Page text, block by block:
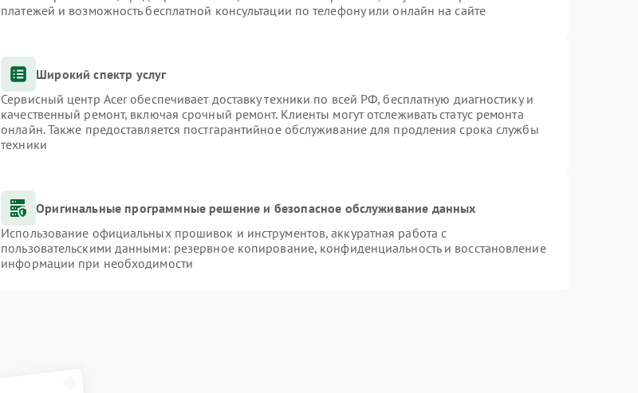
платежей и возможность бесплатной консультации по телефону или онлайн на сайте
Широкий спектр услуг
Сервисный центр Acer обеспечивает доставку техники по всей РФ, бесплатную диагностику и
качественный ремонт, включая срочный ремонт. Клиенты могут отслеживать статус ремонта
онлайн. Также предоставляется постгарантийное обслуживание для продления срока службы
техники
Оригинальные программные решение и безопасное обслуживание данных
Использование официальных прошивок и инструментов, аккуратная работа с
пользовательскими данными: резервное копирование, конфиденциальность и восстановление
информации при необходимости